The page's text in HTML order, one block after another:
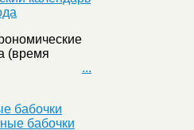
(время
...
бабочки